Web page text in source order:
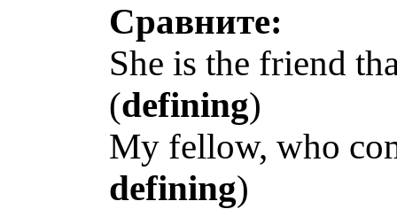
Сравните:
She is the friend
(defining)
My fellow, who
defining)